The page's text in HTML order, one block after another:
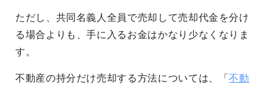
ただし、共同名義人全員で売却して売却代金を分け
る場合よりも、手に入るお金はかなり少なくなりま
す。
不動産の持分だけ売却する方法については、「不動